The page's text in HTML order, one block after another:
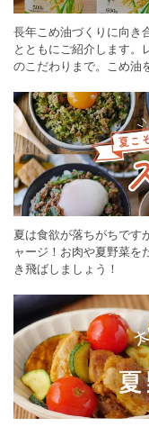
長年こめ油づくりに向き
とともにご紹介します。
のこだわりまで。こめ油
夏は食欲が落ちがちです
ャージ！お肉や夏野菜を
き飛ばしましょう！